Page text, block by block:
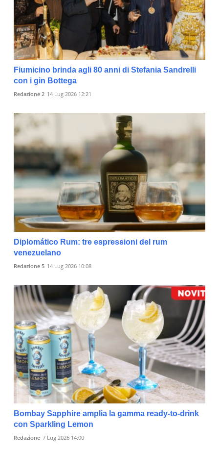
Fiumicino brinda agli 80 anni di Stefania Sandrelli
con i gin Bottega
Redazione 2 14 Lug 2026 12:21
Diplomático Rum: tre espressioni del rum
venezuelano
Redazione 5 14 Lug 2026 10:08
Bombay Sapphire amplia la gamma ready-to-drink
con Sparkling Lemon
Redazione 7 Lug 2026 14:00